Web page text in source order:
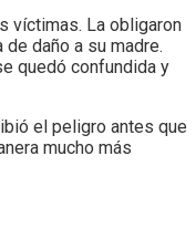
víctimas. La obligaron
daño a su madre.
quedó confundida y
el peligro antes que
mucho más